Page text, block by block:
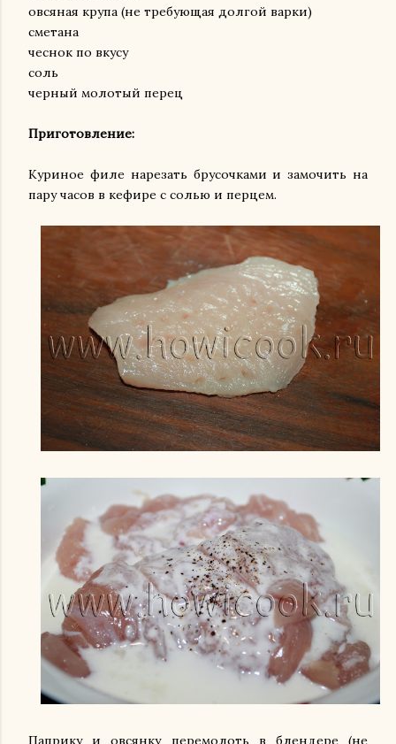
овсяная крупа (не требующая долгой варки)
сметана
чеснок по вкусу
соль
черный молотый перец
Приготовление:
Куриное филе нарезать брусочками и замочить на
пару часов в кефире с солью и перцем.
Паприку и овсянку перемолоть в блендере (не